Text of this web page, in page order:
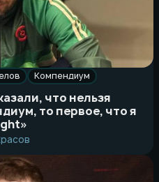
Компендиум
что нельзя
то первое, что я